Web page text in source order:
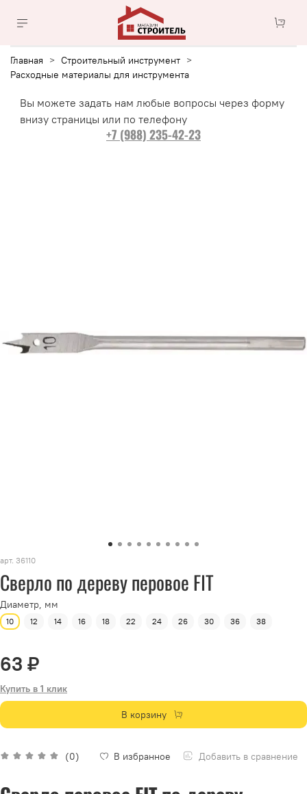
Главная
Строительный инструмент
Расходные материалы для инструмента
Вы можете задать нам любые вопросы через форму
внизу страницы или по телефону
+7 (988) 235-42-23
арт. 36110
Сверло по дереву перовое FIT
(0) В избранное Добавить в сравнение
Диаметр, мм
10 12 14 16 18 22 24 26 30 36 38
63 ₽
Купить в 1 клик
В корзину